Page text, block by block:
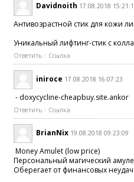
Davidnoith 17.08.2018
Антивозрастной стик для кожи
Уникальный лифтинг-стик с
Ответить Ссылка
iniroce 17.08.2018 16:07:23
- doxycycline-cheapbuy.site.ankor
Ответить Ссылка
BrianNix 19.08.2018 09:23:09
Money Amulet (low price)
Персональный магический
Оберегает от финансовых